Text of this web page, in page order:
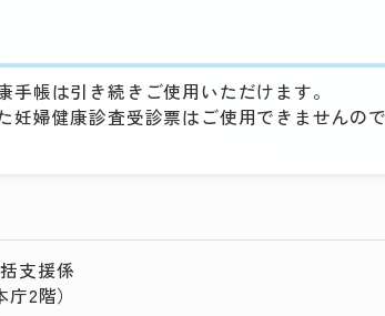
帳は引き続きご使用いただけます。
妊婦健康診査受診票はご使用できませんの
支援係
2階）